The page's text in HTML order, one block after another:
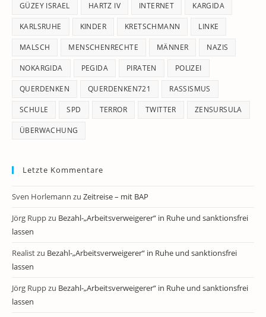
GÜZEY ISRAEL HARTZ IV INTERNET KARGIDA
KARLSRUHE KINDER KRETSCHMANN LINKE
MALSCH MENSCHENRECHTE MÄNNER NAZIS
NOKARGIDA PEGIDA PIRATEN POLIZEI
QUERDENKEN QUERDENKEN721 RASSISMUS
SCHULE SPD TERROR TWITTER ZENSURSULA
ÜBERWACHUNG
Letzte Kommentare
Sven Horlemann zu Zeitreise – mit BAP
Jörg Ruppzu Bezahl-„Arbeitsverweigerer“ in Ruhe und sanktionsfrei
lassen
Realistzu Bezahl-„Arbeitsverweigerer“ in Ruhe und sanktionsfrei
lassen
Jörg Ruppzu Bezahl-„Arbeitsverweigerer“ in Ruhe und sanktionsfrei
lassen